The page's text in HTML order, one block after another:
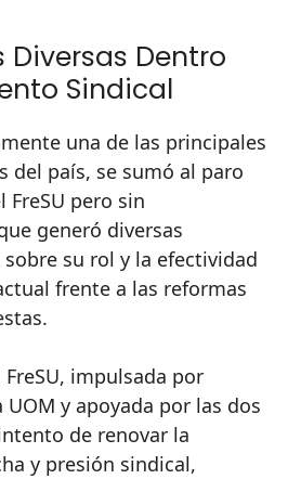
Diversas Dentro
Sindical
una de las principales
del país, se sumó al paro
FreSU pero sin
generó diversas
su rol y la efectividad
frente a las reformas
impulsada por
y apoyada por las dos
de renovar la
y presión sindical,